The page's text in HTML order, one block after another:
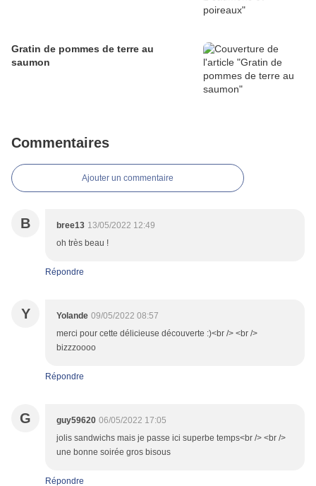
Gratin de pommes de terre au
saumon
Commentaires
Ajouter un commentaire
B bree13 13/05/2022 12:49
oh très beau !
Répondre
Y Yolande 09/05/2022 08:57
merci pour cette délicieuse découverte :)<br /> <br />
bizzzoooo
Répondre
G guy59620 06/05/2022 17:05
jolis sandwichs mais je passe ici superbe temps<br /> <br />
une bonne soirée gros bisous
Répondre